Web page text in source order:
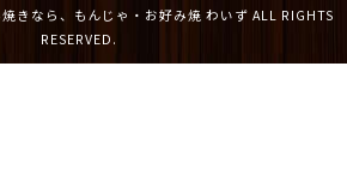
きなら、もんじゃ・お好み焼 わいず ALL RIGHTS
RESERVED.